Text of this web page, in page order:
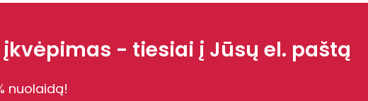
- tiesiai į Jūsų el. paštą
nuolaidą!